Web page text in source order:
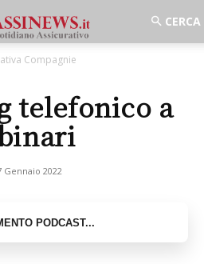
Compagnie
telefonico a
Gennaio 2022